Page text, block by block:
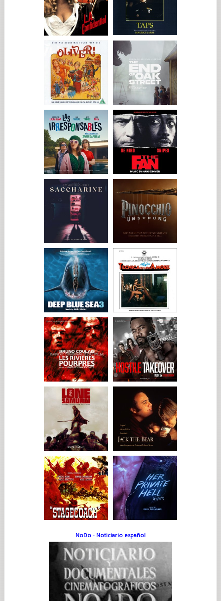
NoDo - Noticiario español